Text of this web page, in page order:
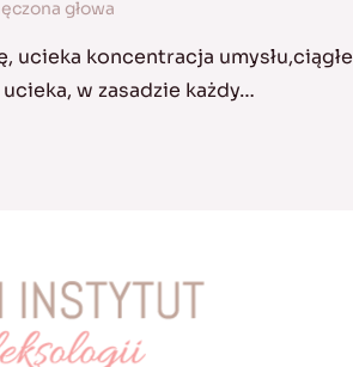
głowa
ucieka koncentracja umysłu,ciągłe
w zasadzie każdy…